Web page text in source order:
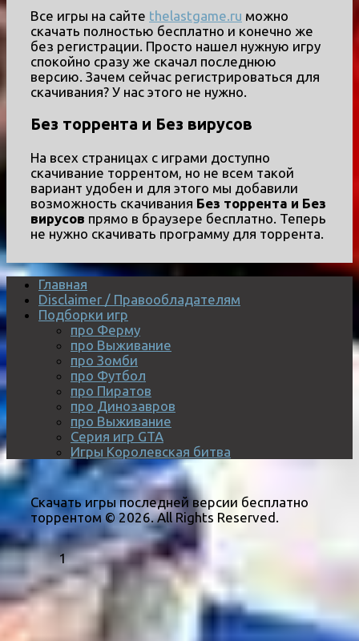
Все игры на сайте thelastgame.ru можно
скачать полностью бесплатно и конечно же
без регистрации. Просто нашел нужную игру
спокойно сразу же скачал последнюю
версию. Зачем сейчас регистрироваться для
скачивания? У нас этого не нужно.
Без торрента и Без вирусов
На всех страницах с играми доступно
скачивание торрентом, но не всем такой
вариант удобен и для этого мы добавили
возможность скачивания Без торрента и Без
вирусов прямо в браузере бесплатно. Теперь
не нужно скачивать программу для торрента.
Главная
Disclaimer / Правообладателям
Подборки игр
про Ферму
про Выживание
про Зомби
про Футбол
про Пиратов
про Динозавров
про Выживание
Серия игр GTA
Игры Королевская битва
Скачать игры последней версии бесплатно
торрентом © 2026. All Rights Reserved.
1